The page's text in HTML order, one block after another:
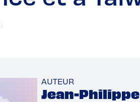
AUTEUR
Jean-